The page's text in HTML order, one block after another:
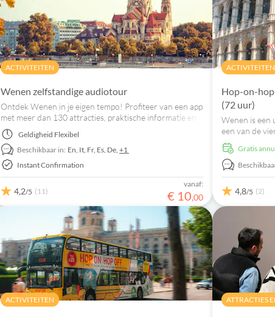
ACTIVITEITEN
Wenen zelfstandige audiotour
Ontdek Wenen in je eigen tempo! Profiteer van een app
met meer dan 130 attracties, praktische informatie en
wandelroutes.
Geldigheid Flexibel
Beschikbaar in: En, It, Fr, Es, De,+1
Instant Confirmation
4,2/5 (11)
vanaf:
€ 10,00
ACTIVITEITEN
Hop-on-
(72 uur)
Wenen is een
een van de
heeft.
Gratis
4,8/5 (2)
ACTIVITEITEN ATTRACTIES